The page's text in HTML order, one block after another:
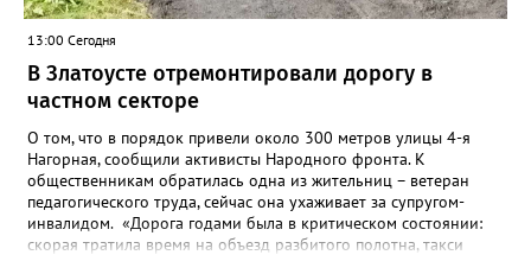
13:00 Сегодня
В Златоусте отремонтировали дорогу в
частном секторе
О том, что в порядок привели около 300 метров улицы 4-я
Нагорная, сообщили активисты Народного фронта. К
общественникам обратилась одна из жительниц – ветеран
педагогического труда, сейчас она ухаживает за супругом-
инвалидом. «Дорога годами была в критическом состоянии:
скорая тратила время на объезд разбитого полотна, такси